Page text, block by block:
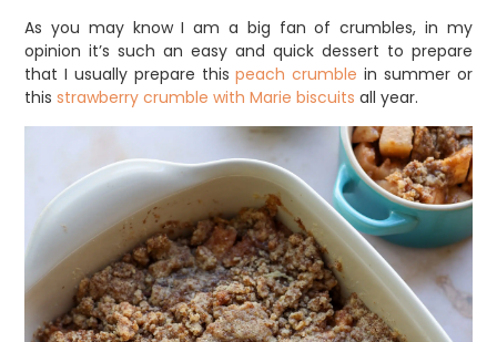
As you may know I am a big fan of crumbles, in my
opinion it’s such an easy and quick dessert to prepare
that I usually prepare thispeach crumble in summer or
thisstrawberry crumble with Marie biscuits all year.